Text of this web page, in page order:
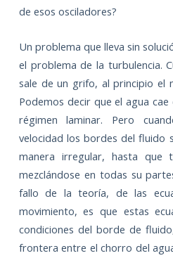
de esos osciladores?
Un problema que lleva sin
el problema de la turbulencia.
sale de un grifo, al principio el
Podemos decir que el agua cae
régimen laminar. Pero
velocidad los bordes del fluido
manera irregular, hasta que
mezclándose en todas su
fallo de la teoría, de las
movimiento, es que estas
condiciones del borde de
frontera entre el chorro del